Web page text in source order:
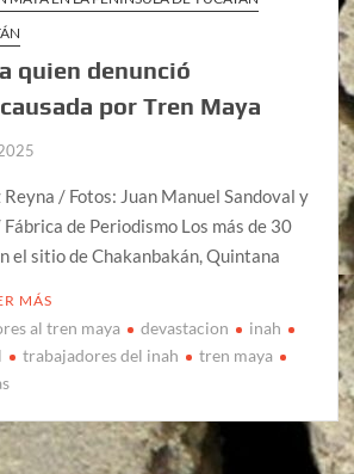
quien denunció
por Tren Maya
/ Fotos: Juan Manuel Sandoval y
de Periodismo Los más de 30
el sitio de Chakanbakán, Quintana
MÁS
al tren maya devastacion
inah
trabajadores del inah
tren maya